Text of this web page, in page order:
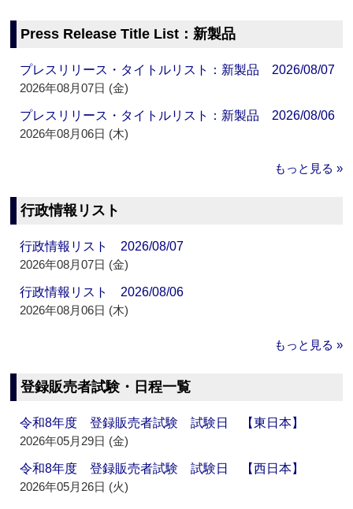
Press Release Title List：新製品
プレスリリース・タイトルリスト：新製品 2026/08/07
2026年08月07日 (金)
プレスリリース・タイトルリスト：新製品 2026/08/06
2026年08月06日 (木)
もっと見る »
行政情報リスト
行政情報リスト 2026/08/07
2026年08月07日 (金)
行政情報リスト 2026/08/06
2026年08月06日 (木)
もっと見る »
登録販売者試験・日程一覧
令和8年度 登録販売者試験 試験日 【東日本】
2026年05月29日 (金)
令和8年度 登録販売者試験 試験日 【西日本】
2026年05月26日 (火)